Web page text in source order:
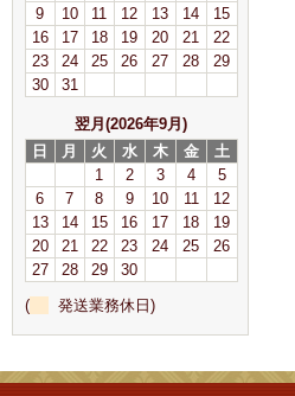
9
10 11 12 13 14
15
16
17 18 19 20 21
22
23
24 25 26 27 28
29
30
31
翌月(2026年9月)
日
月 火 水 木 金
土
1
2 3 4
5
6
7 8 9 10 11
12
13
14 15 16 17 18
19
20
21 22 23 24 25
26
27
28 29
30
(
発送業務休日)